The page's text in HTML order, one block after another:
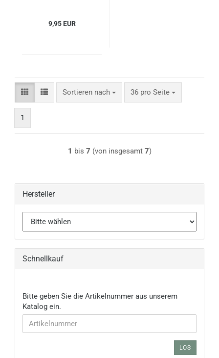
9,95 EUR
Sortieren nach
Sortieren nach 36 pro Seite
pro Seite
1
1 bis 7 (von insgesamt 7)
Hersteller
Schnellkauf
BITTE
GEBEN
SIE
DIE
Bitte geben Sie die Artikelnummer aus unserem
Katalog ein.
LOS